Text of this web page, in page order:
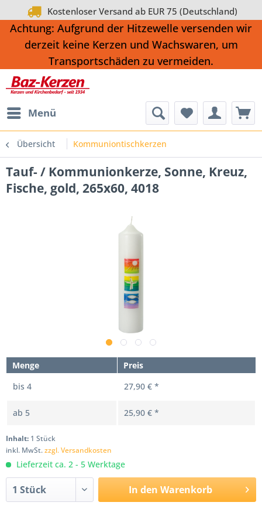
Kostenloser Versand ab EUR 75 (Deutschland)
Achtung: Aufgrund der Hitzewelle versenden wir
derzeit keine Kerzen und Wachswaren, um
Transportschäden zu vermeiden.
Menü
Übersicht Kommuniontischkerzen
Tauf- / Kommunionkerze, Sonne, Kreuz,
Fische, gold, 265x60, 4018
Menge
Preis
bis 4 27,90 € *
ab 5 25,90 € *
Inhalt: 1 Stück
inkl. MwSt.zzgl. Versandkosten
Lieferzeit ca. 2 - 5 Werktage
In den Warenkorb